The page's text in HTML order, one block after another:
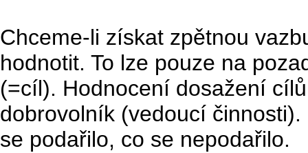
Chceme-li získat zpětnou
hodnotit. To lze pouze na
(=cíl). Hodnocení dosažení
dobrovolník (vedoucí
se podařilo, co se nepodařilo.